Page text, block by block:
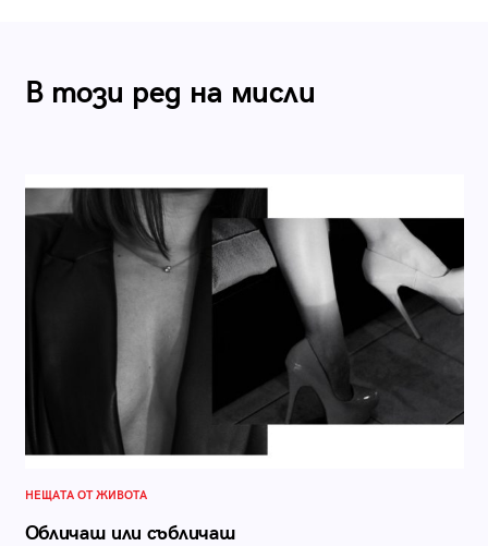
В този ред на мисли
НЕЩАТА ОТ ЖИВОТА
Обличаш или събличаш